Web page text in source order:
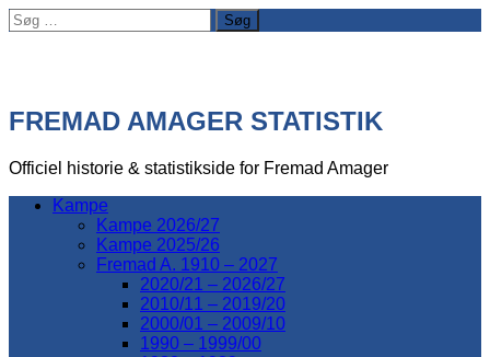
Søg
efter:
FREMAD AMAGER STATISTIK
Officiel historie & statistikside for Fremad Amager
Kampe
Kampe 2026/27
Kampe 2025/26
Fremad A. 1910 – 2027
2020/21 – 2026/27
2010/11 – 2019/20
2000/01 – 2009/10
1990 – 1999/00